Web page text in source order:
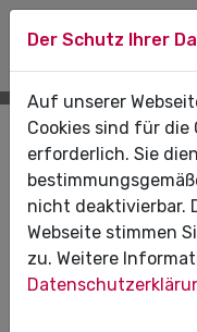
20.11.2023
Anhalt:
dritte Runde
Der Schutz Ihrer
Auf unserer
Cookies sind für
erforderlich. Sie
nicht deaktivierbar.
Webseite stimmen
zu. Weitere